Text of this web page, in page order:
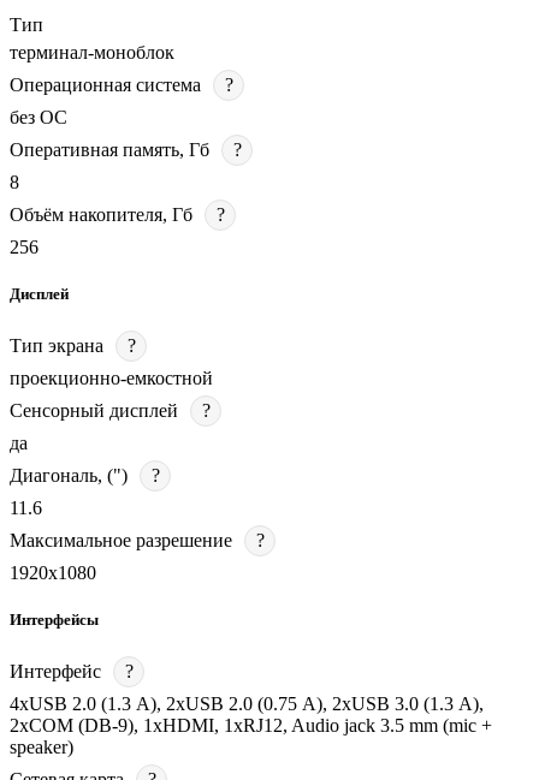
Тип
терминал-моноблок
Операционная система
?
без ОС
Оперативная память, Гб
?
8
Объём накопителя, Гб
?
256
Дисплей
Тип экрана
?
проекционно-емкостной
Сенсорный дисплей
?
да
Диагональ, (")
?
11.6
Максимальное разрешение
?
1920х1080
Интерфейсы
Интерфейс
?
4хUSB 2.0 (1.3 А), 2хUSB 2.0 (0.75 А), 2хUSB 3.0 (1.3 А),
2хCOM (DB-9), 1хHDMI, 1хRJ12, Audio jack 3.5 mm (mic +
speaker)